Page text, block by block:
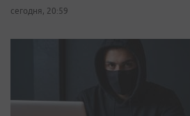
сегодня, 20:59